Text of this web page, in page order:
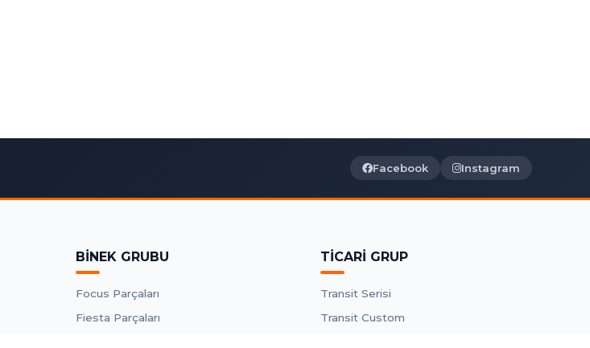
Facebook Instagram
BİNEK GRUBU
Focus Parçaları
Fiesta Parçaları
TİCARİ GRUP
Transit Serisi
Transit Custom